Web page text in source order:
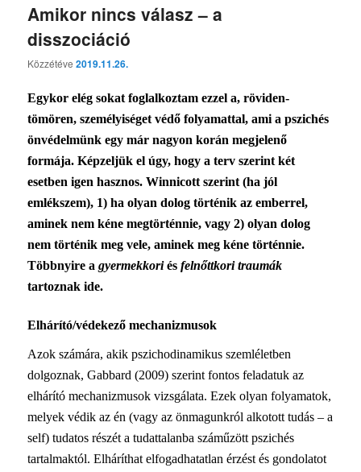
Amikor nincs válasz – a
disszociáció
Közzétéve2019.11.26.
Egykor elég sokat foglalkoztam ezzel a, röviden-
tömören, személyiséget védő folyamattal, ami a pszichés
önvédelmünk egy már nagyon korán megjelenő
formája. Képzeljük el úgy, hogy a terv szerint két
esetben igen hasznos. Winnicott szerint (ha jól
emlékszem), 1) ha olyan dolog történik az emberrel,
aminek nem kéne megtörténnie, vagy 2) olyan dolog
nem történik meg vele, aminek meg kéne történnie.
Többnyire agyermekkoriésfelnőttkori traumák
tartoznak ide.
Elhárító/védekező mechanizmusok
Azok számára, akik pszichodinamikus szemléletben
dolgoznak, Gabbard (2009) szerint fontos feladatuk az
elhárító mechanizmusok vizsgálata. Ezek olyan folyamatok,
melyek védik az én (vagy az önmagunkról alkotott tudás – a
self) tudatos részét a tudattalanba száműzött pszichés
tartalmaktól. Elháríthat elfogadhatatlan érzést és gondolatot